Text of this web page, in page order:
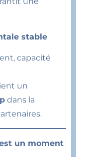
stable
capacité
un
dans la
un moment